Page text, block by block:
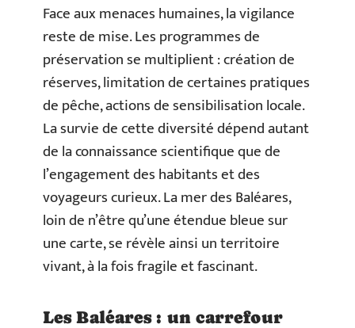
Face aux menaces humaines, la vigilance
reste de mise. Les programmes de
préservation se multiplient : création de
réserves, limitation de certaines pratiques
de pêche, actions de sensibilisation locale.
La survie de cette diversité dépend autant
de la connaissance scientifique que de
l’engagement des habitants et des
voyageurs curieux. La mer des Baléares,
loin de n’être qu’une étendue bleue sur
une carte, se révèle ainsi un territoire
vivant, à la fois fragile et fascinant.
Les Baléares : un carrefour